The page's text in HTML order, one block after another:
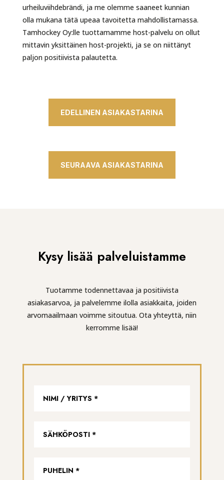
urheiluviihdebrändi, ja me olemme saaneet kunnian
olla mukana tätä upeaa tavoitetta mahdollistamassa.
Tamhockey Oy:lle tuottamamme host-palvelu on ollut
mittavin yksittäinen host-projekti, ja se on niittänyt
paljon positiivista palautetta.
EDELLINEN ASIAKASTARINA
SEURAAVA ASIAKASTARINA
Kysy lisää palveluistamme
Tuotamme todennettavaa ja positiivista
asiakasarvoa, ja palvelemme ilolla asiakkaita, joiden
arvomaailmaan voimme sitoutua. Ota yhteyttä, niin
kerromme lisää!